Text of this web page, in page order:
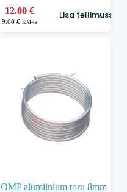
12.00 €
9.68 € KM-ta
Lisa tellimusse
OMP alumiinium toru 8mm